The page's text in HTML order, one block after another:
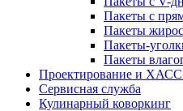
Пакеты с
Пакеты
Пакеты-
Пакеты
Проектирование и
Сервисная служба
Кулинарный коворкинг